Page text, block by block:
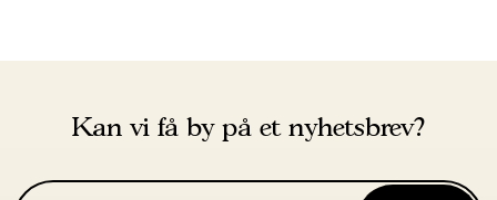
Kan vi få by på et nyhetsbrev?